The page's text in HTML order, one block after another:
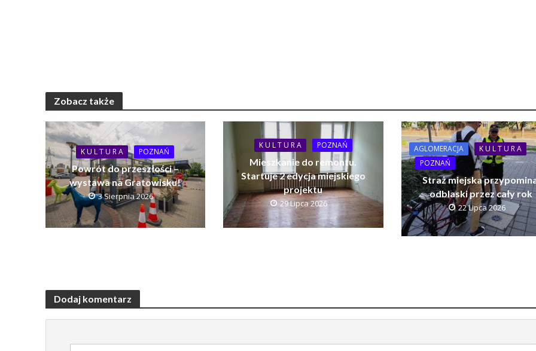
Zobacz także
K U L T U R A POZNAŃ
Powrót do przeszłości –
wystawa na Gratowisku!
3 Sierpnia 2026
K U L T U R A POZNAŃ
Mieszkanie do remontu.
Startuje 2 edycja miejskiego
projektu
29 Lipca 2026
AGLOMERACJA
K U L T U R A
POZNAŃ
Straż miejska
odblaski przez cały rok
22 Lipca 2026
Dodaj komentarz